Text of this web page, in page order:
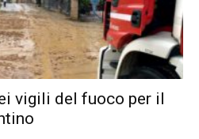
vigili del fuoco per il